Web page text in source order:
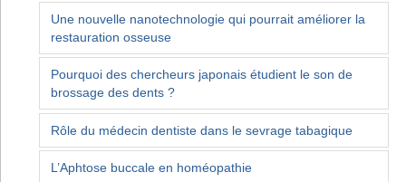
Une nouvelle nanotechnologie qui pourrait améliorer la
restauration osseuse
Pourquoi des chercheurs japonais étudient le son de
brossage des dents ?
Rôle du médecin dentiste dans le sevrage tabagique
L’Aphtose buccale en homéopathie